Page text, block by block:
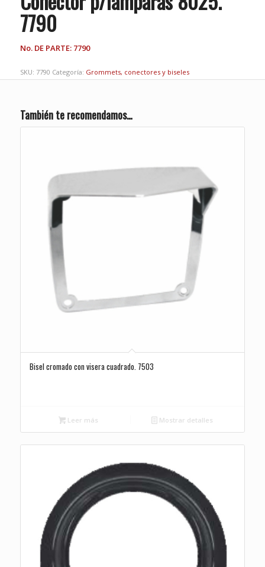
7790
No. DE PARTE: 7790
SKU: 7790 Categoría: Grommets, conectores y biseles
También te recomendamos…
Bisel cromado con visera cuadrado. 7503
Leer más Mostrar detalles